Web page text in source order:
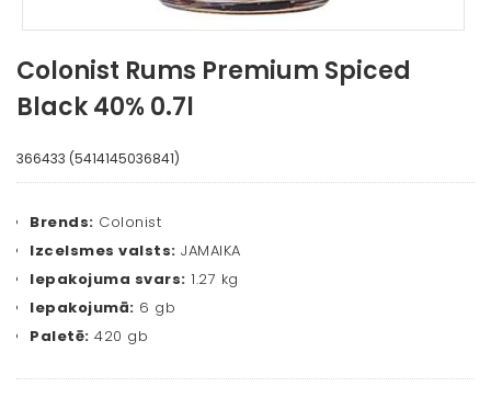
Colonist Rums Premium Spiced
Black 40% 0.7l
366433 (5414145036841)
Brends: Colonist
Izcelsmes valsts: JAMAIKA
Iepakojuma svars: 1.27 kg
Iepakojumā: 6 gb
Paletē: 420 gb